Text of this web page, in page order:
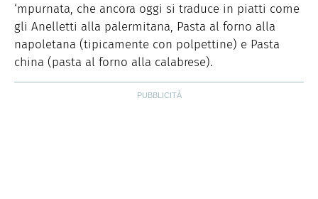
‘mpurnata, che ancora oggi si traduce in piatti come
gli Anelletti alla palermitana, Pasta al forno alla
napoletana (tipicamente con polpettine) e Pasta
china (pasta al forno alla calabrese).